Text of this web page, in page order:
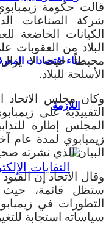
بناء اقتصادات
اللازمة
قالت حكومة
شركة الصناعات
الكيانات الخاضعة
البلاد من العقوبات
محبطاً حيث لا
الأسلحة للبلاد.
وكان مجلس الاتحاد
المجلس إطاره
البيان الذي نشرته
وقال الاتحاد إن
ستظل قائمة، حيث
التطورات في
سياساته استجابة